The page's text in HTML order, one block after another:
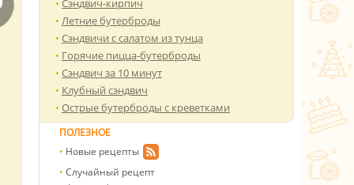
Сэндвич-кирпич
Летние бутерброды
Сэндвичи с салатом из тунца
Горячие пицца-бутерброды
Сэндвич за 10 минут
Клубный сэндвич
Острые бутерброды с креветками
ПОЛЕЗНОЕ
Новые рецепты
Случайный рецепт